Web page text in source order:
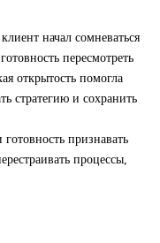
начал сомневаться
пересмотреть
открытость помогла
стратегию и сохранить
признавать
процессы,